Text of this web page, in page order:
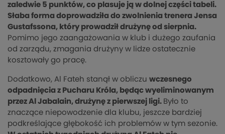
zaledwie 5 punktów, co plasuje ją w dolnej części tabeli.
Słaba forma doprowadziła do zwolnienia trenera Jensa
Gustafssona, który prowadził drużynę od sierpnia.
Pomimo jego zaangażowania w klub i dużego zaufania
od zarządu, zmagania drużyny w lidze ostatecznie
kosztowały go pracę.
Dodatkowo, Al Fateh stanął w obliczu wczesnego
odpadnięcia z Pucharu Króla, będąc wyeliminowanym
przez Al Jabalain, drużynę z pierwszej ligi. Było to
znaczące niepowodzenie dla klubu, jeszcze bardziej
podkreślające głębokość ich problemów w tym sezonie.